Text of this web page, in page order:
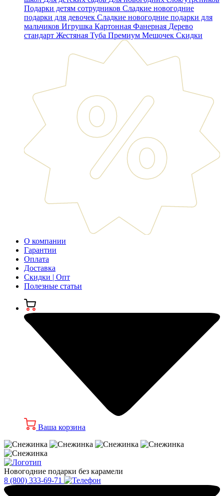
Подарки детям сотрудников Сладкие новогодние
подарки для девочек Сладкие новогодние подарки для
мальчиков Игрушка Картонная Фанерная Дерево
стандарт Жестяная Туба Премиум Мешочек Скидки
О компании
Гарантии
Оплата
Доставка
Скидки | Опт
Полезные статьи
Ваша корзина
Новогодние подарки без карамели
8 (800) 333-69-71